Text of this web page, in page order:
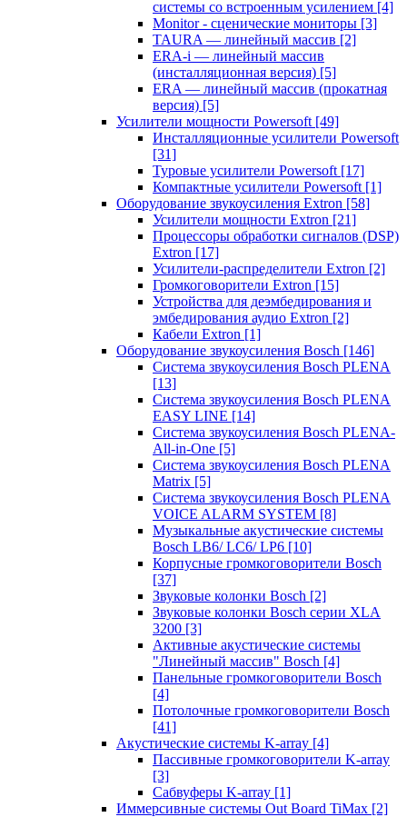
системы со встроенным усилением [4]
Monitor - сценические мониторы [3]
TAURA — линейный массив [2]
ERA-i — линейный массив
(инсталляционная версия) [5]
ERA — линейный массив (прокатная
версия) [5]
Усилители мощности Powersoft [49]
Инсталляционные усилители Powersoft
[31]
Туровые усилители Powersoft [17]
Компактные усилители Powersoft [1]
Оборудование звукоусиления Extron [58]
Усилители мощности Extron [21]
Процессоры обработки сигналов (DSP)
Extron [17]
Усилители-распределители Extron [2]
Громкоговорители Extron [15]
Устройства для деэмбедирования и
эмбедирования аудио Extron [2]
Кабели Extron [1]
Оборудование звукоусиления Bosch [146]
Система звукоусиления Bosch PLENA
[13]
Система звукоусиления Bosch PLENA
EASY LINE [14]
Система звукоусиления Bosch PLENA-
All-in-One [5]
Система звукоусиления Bosch PLENA
Matrix [5]
Система звукоусиления Bosch PLENA
VOICE ALARM SYSTEM [8]
Музыкальные акустические системы
Bosch LB6/ LC6/ LP6 [10]
Корпусные громкоговорители Bosch
[37]
Звуковые колонки Bosch [2]
Звуковые колонки Bosch серии XLA
3200 [3]
Активные акустические системы
"Линейный массив" Bosch [4]
Панельные громкоговорители Bosch
[4]
Потолочные громкоговорители Bosch
[41]
Акустические системы K-array [4]
Пассивные громкоговорители K-array
[3]
Сабвуферы K-array [1]
Иммерсивные системы Out Board TiMax [2]